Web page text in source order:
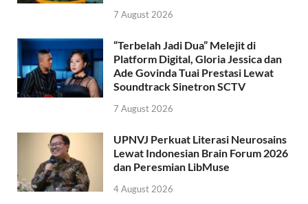
7 August 2026
“Terbelah Jadi Dua” Melejit di
Platform Digital, Gloria Jessica dan
Ade Govinda Tuai Prestasi Lewat
Soundtrack Sinetron SCTV
7 August 2026
UPNVJ Perkuat Literasi Neurosains
Lewat Indonesian Brain Forum 2026
dan Peresmian LibMuse
4 August 2026